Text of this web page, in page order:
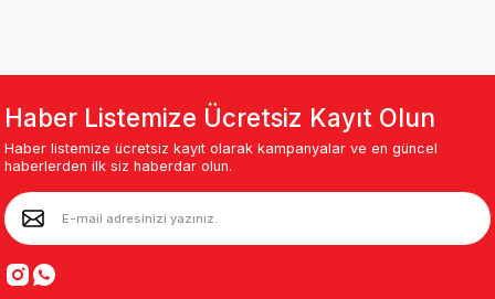
Haber Listemize Ücretsiz Kayıt Olun
Haber listemize ücretsiz kayıt olarak kampanyalar ve en güncel
haberlerden ilk siz haberdar olun.